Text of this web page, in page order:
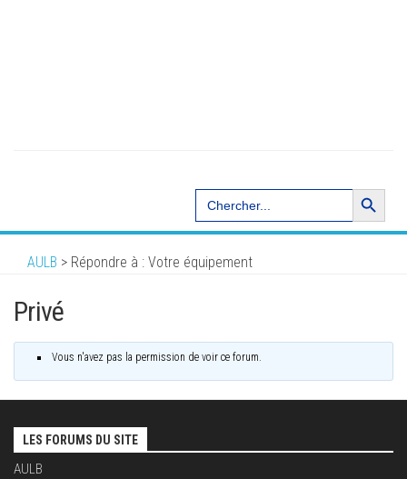
Search
for:
Search Button
AULB > Répondre à : Votre équipement
Privé
Vous n'avez pas la permission de voir ce forum.
LES FORUMS DU SITE
AULB